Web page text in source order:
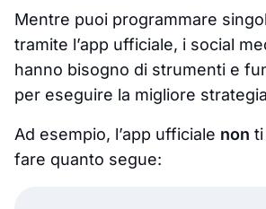
Mentre puoi programmare
tramite l’app ufficiale, i social
hanno bisogno di strumenti e
per eseguire la migliore
Ad esempio, l’app ufficiale non
fare quanto segue: